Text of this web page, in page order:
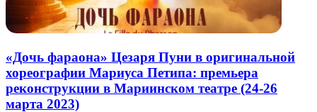
«Дочь фараона» Цезаря Пуни в оригинальной
хореографии Мариуса Петипа: премьера
реконструкции в Мариинском театре (24-26
марта 2023)